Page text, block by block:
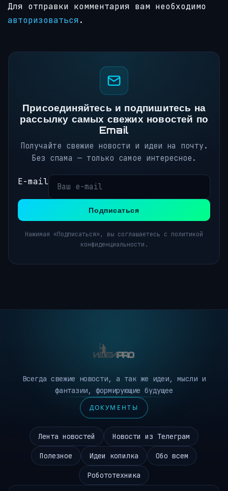
Для отправки комментария вам необходимо
авторизоваться.
Присоединяйтесь и подпишитесь на
рассылку самых свежих новостей по
Email
Получайте свежие новости и идеи на почту.
Без спама — только самое интересное.
E-mail
Подписаться
Нажимая «Подписаться», вы соглашаетесь с политикой
конфиденциальности.
Всегда свежие новости, а так же идеи, мысли и
фантазии, формирующие будущее
ДОКУМЕНТЫ
Лента новостей Новости из Телеграм
Полезное Идеи копилка Обо всем
Робототехника